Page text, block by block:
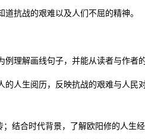
抗战的艰难以及人们不屈的精神。
理解画线句子，并能从读者与作者
人生阅历，反映抗战的艰难与人民
结合时代背景，了解欧阳修的人生